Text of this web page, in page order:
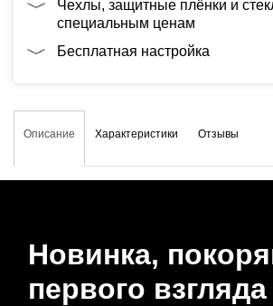
Чехлы, защитные плёнки и
специальным ценам
Бесплатная настройка
Описание Характеристики Отзывы
Новинка,
первого взгляда